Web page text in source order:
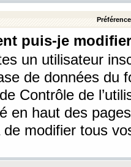
puis-je
un utilisateur
de données du
Contrôle de
en haut des
de modifier tous